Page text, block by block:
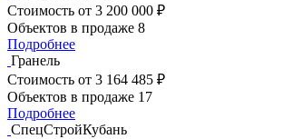
Стоимость от 3 200 000 ₽
Объектов в продаже 8
Подробнее
Гранель
Стоимость от 3 164 485 ₽
Объектов в продаже 17
Подробнее
СпецСтройКубань